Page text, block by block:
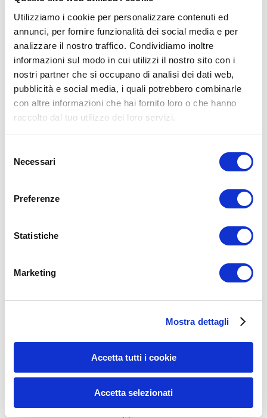
Utilizziamo i cookie per personalizzare contenuti ed
annunci, per fornire funzionalità dei social media e per
analizzare il nostro traffico. Condividiamo inoltre
informazioni sul modo in cui utilizzi il nostro sito con i
nostri partner che si occupano di analisi dei dati web,
pubblicità e social media, i quali potrebbero combinarle
con altre informazioni che hai fornito loro o che hanno
raccolto dal tuo utilizzo dei loro servizi.
delNecessari
Preferenze
Statistiche
Marketing
Mostra dettagli
Accetta tutti i cookie
Accetta selezionati
ALLENATI CON ME!
(1.800)
Allenamento aerobico(16)
Allenamento con il TRX(36)